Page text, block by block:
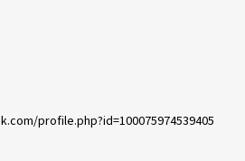
profile.php?id=100075974539405